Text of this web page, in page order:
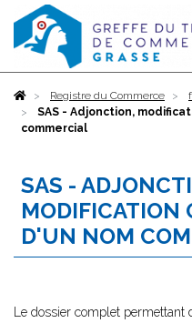
AccueilRegistre du Commerce
SAS - Adjonction,
commercial
SAS -
MODIFICATION
D'UN NOM
Le dossier complet